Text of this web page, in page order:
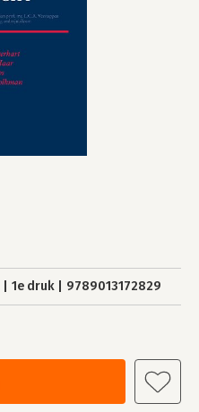
1e druk 9789013172829